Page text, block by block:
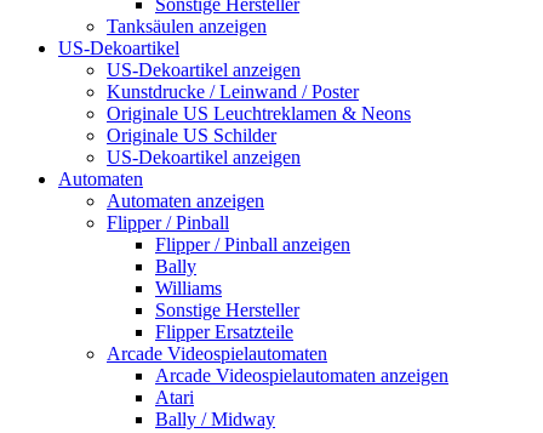
Sonstige Hersteller
Tanksäulen anzeigen
US-Dekoartikel
US-Dekoartikel anzeigen
Kunstdrucke / Leinwand / Poster
Originale US Leuchtreklamen & Neons
Originale US Schilder
US-Dekoartikel anzeigen
Automaten
Automaten anzeigen
Flipper / Pinball
Flipper / Pinball anzeigen
Bally
Williams
Sonstige Hersteller
Flipper Ersatzteile
Arcade Videospielautomaten
Arcade Videospielautomaten anzeigen
Atari
Bally / Midway